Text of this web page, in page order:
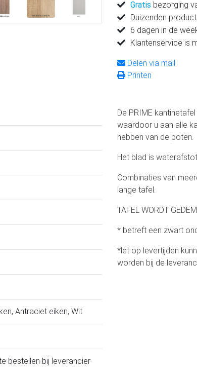
Gratis bezorging
Duizenden
6 dagen in de
Klantenservice is
Delen via mail
Printen
De PRIME
waardoor u aan alle
hebben van de poten.
Het blad is
Combinaties van
lange tafel.
TAFEL WORDT
* betreft een zwart
*let op levertijden
worden bij de
Antraciet eiken, Wit
bestellen bij leverancier